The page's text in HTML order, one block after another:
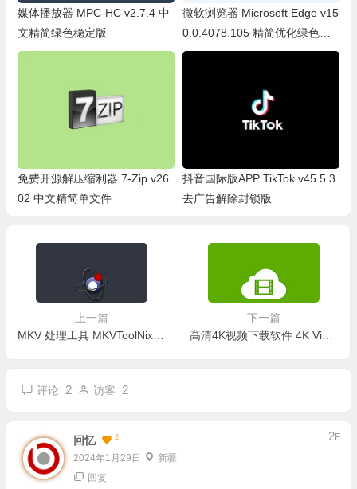
媒体播放器 MPC-HC v2.7.4 中
文精简绿色稳定版
微软浏览器 Microsoft Edge v15
0.0.4078.105 精简优化绿色便
携版
免费开源解压缩利器 7-Zip v26.
02 中文精简单文件
抖音国际版APP TikTok v45.5.3
去广告解除封锁版
上一篇
MKV 处理工具 MKVToolNix v99.0.0 中文精简绿色便携版
下一篇
高清4K视频下载软件 4K Video Downloader+ v26.1.3.9999 绿色便携版
评论 2 访客 2
回忆 2
2024年1月29日 新疆
2F
回复